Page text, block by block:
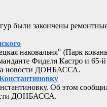
были закончены
наковальня" (Парк
Фиделя Кастро и
на новости ДОНБАССА.
Об этом
ДОНБАССА.